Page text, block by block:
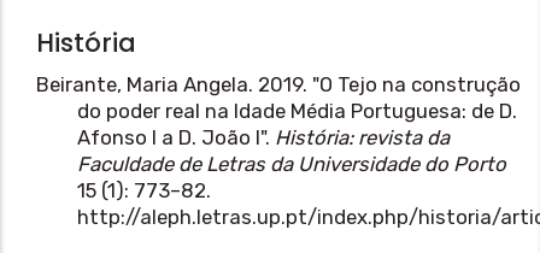
História
Beirante, Maria Angela. 2019. "O Tejo na construção
do poder real na Idade Média Portuguesa: de D.
Afonso I a D. João I". História: revista da
Faculdade de Letras da Universidade do Porto
15 (1): 773–82.
http://aleph.letras.up.pt/index.php/historia/